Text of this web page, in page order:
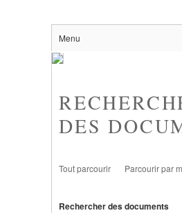
Menu
DES
Tout parcourir Parcourir par
Rechercher des documents